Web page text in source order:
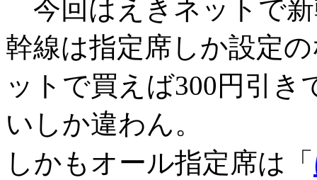
今回はえきネットで
幹線は指定席しか設定
ットで買えば300円引き
いしか違わん。
しかもオール指定席は「